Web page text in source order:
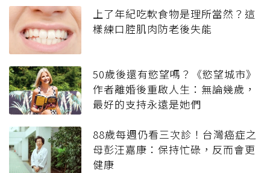
上了年紀吃軟食物是理所當然？這
樣練口腔肌肉防老後失能
50歲後還有慾望嗎？《慾望城市》
作者離婚後重啟人生：無論幾歲，
最好的支持永遠是她們
88歲每週仍看三次診！台灣癌症之
母彭汪嘉康：保持忙碌，反而會更
健康